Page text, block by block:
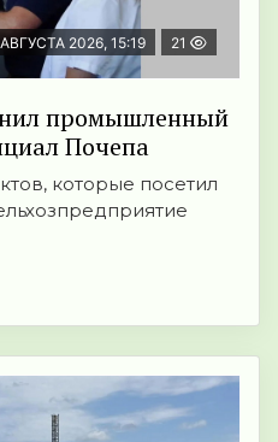
2026, 15:19 21
промышленный
Почепа
которые посетил